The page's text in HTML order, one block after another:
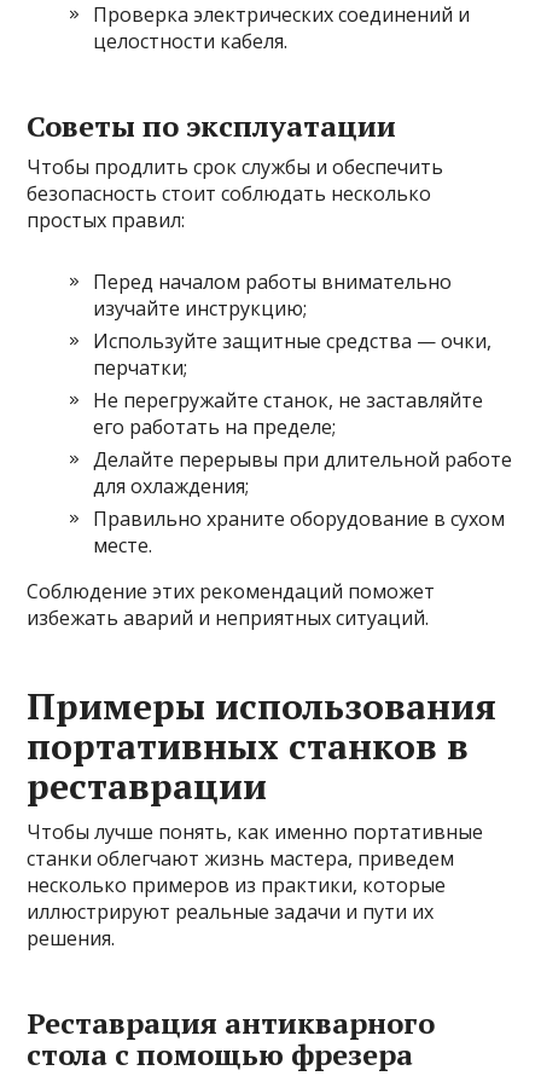
Проверка электрических соединений и
целостности кабеля.
Советы по эксплуатации
Чтобы продлить срок службы и обеспечить
безопасность стоит соблюдать несколько
простых правил:
Перед началом работы внимательно
изучайте инструкцию;
Используйте защитные средства — очки,
перчатки;
Не перегружайте станок, не заставляйте
его работать на пределе;
Делайте перерывы при длительной работе
для охлаждения;
Правильно храните оборудование в сухом
месте.
Соблюдение этих рекомендаций поможет
избежать аварий и неприятных ситуаций.
Примеры использования
портативных станков в
реставрации
Чтобы лучше понять, как именно портативные
станки облегчают жизнь мастера, приведем
несколько примеров из практики, которые
иллюстрируют реальные задачи и пути их
решения.
Реставрация антикварного
стола с помощью фрезера